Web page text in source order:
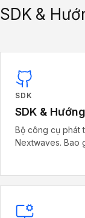
SDK &
SDK
SDK &
Bộ công cụ phát
Nextwaves. Bao